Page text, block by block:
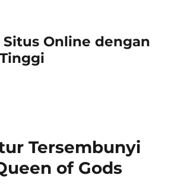
Online dengan
Tersembunyi
of Gods